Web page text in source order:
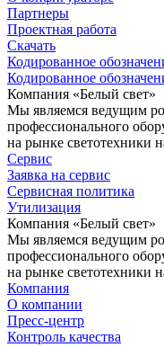
Партнеры
Проектная работа
Скачать
Кодированное
Кодированное
Компания «Белый свет»
Мы являемся ведущим
профессионального
на рынке светотехники
Сервис
Заявка на сервис
Сервисная политика
Утилизация
Компания «Белый свет»
Мы являемся ведущим
профессионального
на рынке светотехники
Компания
О компании
Пресс-центр
Контроль качества